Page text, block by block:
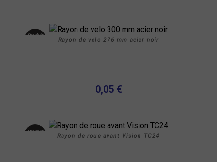
Produit
Rayon de velo 276 mm acier noir
0,05 €
Produit
Rayon de roue avant Vision TC24